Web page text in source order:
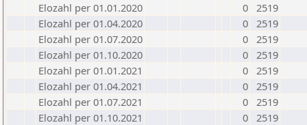
Elozahl per 01.01.2020
0 2519
Elozahl per 01.04.2020
0 2519
Elozahl per 01.07.2020
0 2519
Elozahl per 01.10.2020
0 2519
Elozahl per 01.01.2021
0 2519
Elozahl per 01.04.2021
0 2519
Elozahl per 01.07.2021
0 2519
Elozahl per 01.10.2021
0 2519